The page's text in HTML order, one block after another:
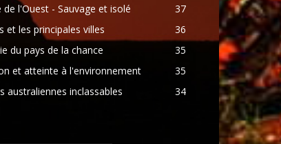
de l'Ouest - Sauvage et isolé
37
et les principales villes
36
du pays de la chance
35
et atteinte à l'environnement
35
australiennes inclassables
34